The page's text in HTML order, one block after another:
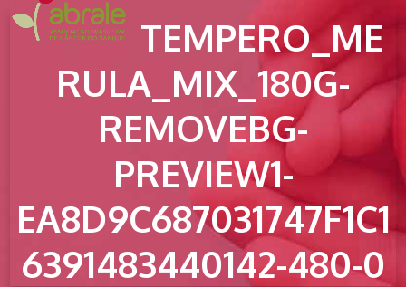
menu
menu
TEMPERO_ME
RULA_MIX_180G-
REMOVEBG-
PREVIEW1-
EA8D9C687031747F1C1
6391483440142-480-0